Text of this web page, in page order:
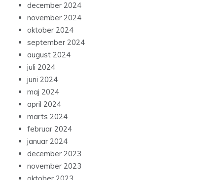
december 2024
november 2024
oktober 2024
september 2024
august 2024
juli 2024
juni 2024
maj 2024
april 2024
marts 2024
februar 2024
januar 2024
december 2023
november 2023